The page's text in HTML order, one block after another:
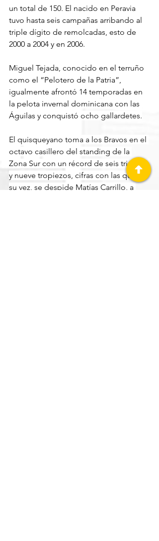
un total de 150. El nacido en Peravia
tuvo hasta seis campañas arribando al
triple dígito de remolcadas, esto de
2000 a 2004 y en 2006.
Miguel Tejada, conocido en el terruño
como el “Pelotero de la Patria”,
igualmente afrontó 14 temporadas en
la pelota invernal dominicana con las
Águilas y conquistó ocho gallardetes.
El quisqueyano toma a los Bravos en el
octavo casillero del standing de la
Zona Sur con un récord de seis triunfos
y nueve tropiezos, cifras con las que, a
su vez, se despide Matías Carrillo, a